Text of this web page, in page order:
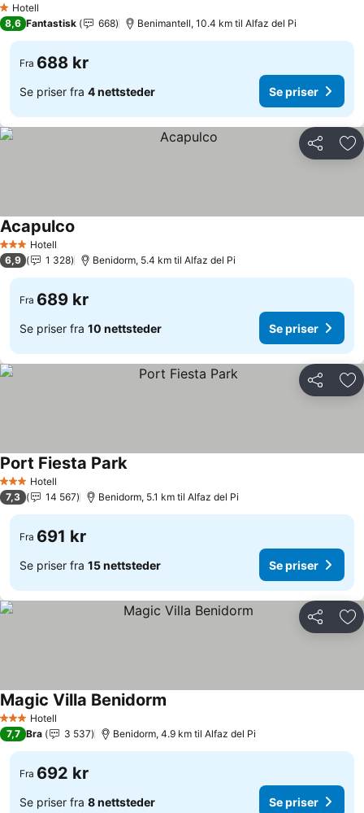
1 Stjerner
Hotell
8,6 Fantastisk 668 Benimantell, 10.4 km til Alfaz del Pi
Fra 688 kr
Se priser fra 4 nettsteder Se priser
Del
3 StjernerHotell
Acapulco
6,9 1 328 Benidorm, 5.4 km til Alfaz del Pi
Fra 689 kr
Se priser fra 10 nettsteder Se priser
Del
3 StjernerHotell
Port Fiesta ParkSe priser
7,3 14 567 Benidorm, 5.1 km til Alfaz del Pi
Fra 691 kr
Se priser fra 15 nettsteder Se priser
Del
3 StjernerHotell
Magic Villa Benidorm
7,7 Bra 3 537 Benidorm, 4.9 km til Alfaz del Pi
Fra 692 kr
Se priser fra 8 nettsteder Se priser